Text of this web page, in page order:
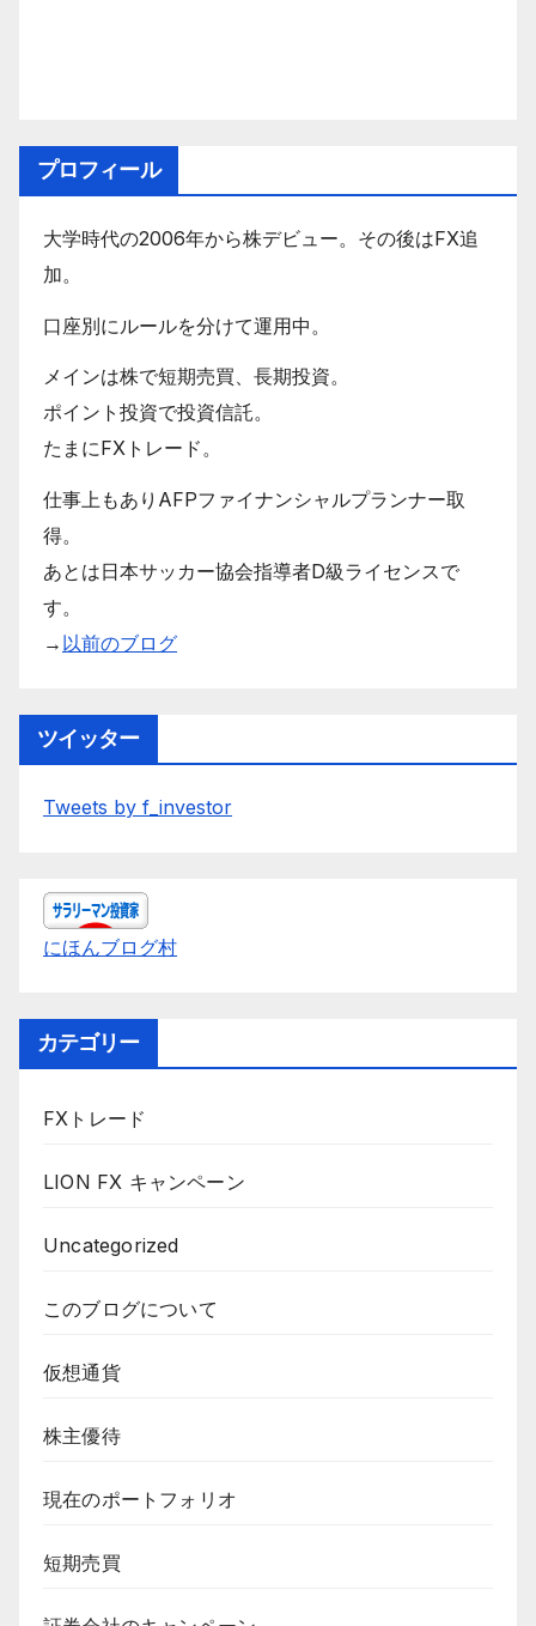
プロフィール
大学時代の2006年から株デビュー。その後はFX追
加。
口座別にルールを分けて運用中。
メインは株で短期売買、長期投資。
ポイント投資で投資信託。
たまにFXトレード。
仕事上もありAFPファイナンシャルプランナー取
得。
あとは日本サッカー協会指導者D級ライセンスで
す。
→ 以前のブログ
ツイッター
Tweets by f_investor
にほんブログ村
カテゴリー
FXトレード
LION FX キャンペーン
Uncategorized
このブログについて
仮想通貨
株主優待
現在のポートフォリオ
短期売買